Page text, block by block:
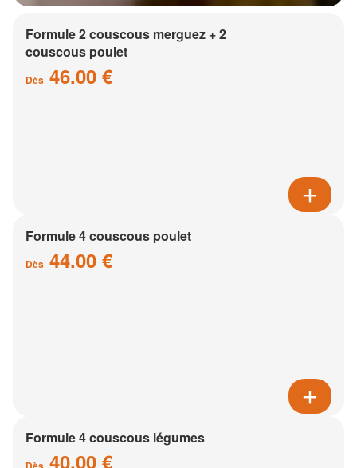
Formule 2 couscous merguez + 2
couscous poulet
Dès 46.00 €
Formule 4 couscous poulet
Dès 44.00 €
Formule 4 couscous légumes
40.00 €